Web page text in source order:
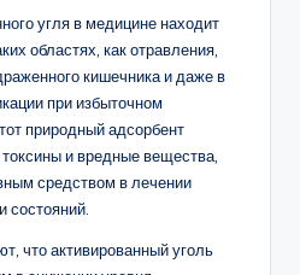
угля в медицине находит
областях, как отравления,
кишечника и даже в
при избыточном
природный адсорбент
и вредные вещества,
средством в лечении
состояний.
что активированный уголь